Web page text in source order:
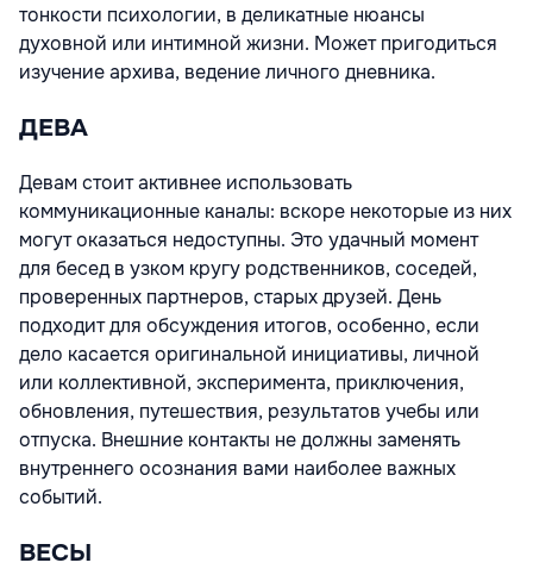
тонкости психологии, в деликатные нюансы
духовной или интимной жизни. Может пригодиться
изучение архива, ведение личного дневника.
ДЕВА
Девам стоит активнее использовать
коммуникационные каналы: вскоре некоторые из них
могут оказаться недоступны. Это удачный момент
для бесед в узком кругу родственников, соседей,
проверенных партнеров, старых друзей. День
подходит для обсуждения итогов, особенно, если
дело касается оригинальной инициативы, личной
или коллективной, эксперимента, приключения,
обновления, путешествия, результатов учебы или
отпуска. Внешние контакты не должны заменять
внутреннего осознания вами наиболее важных
событий.
ВЕСЫ